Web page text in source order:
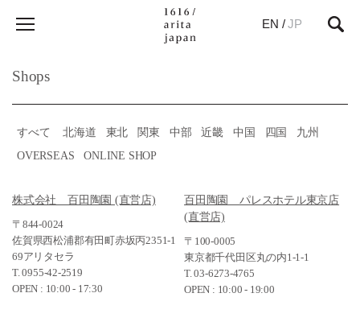
EN /JP
Shops
すべて 北海道 東北 関東 中部 近畿 中国 四国
九州
OVERSEAS
ONLINE SHOP
株式会社 百田陶園 (直営店)
〒844-0024
佐賀県西松浦郡有田町赤坂丙2351-1
69アリタセラ
T. 0955-42-2519
OPEN : 10:00 - 17:30
百田陶園 パレスホテル東京店
(直営店)
〒100-0005
東京都千代田区丸の内1-1-1
T. 03-6273-4765
OPEN : 10:00 - 19:00